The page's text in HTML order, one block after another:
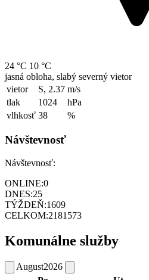
24 °C 10 °C
jasná obloha, slabý severný vietor
vietor
S, 2.37 m/s
tlak
1024
hPa
vlhkosť 38 %
Návštevnosť
Návštevnosť:
ONLINE:0
DNES:25
TÝŽDEŇ:1609
CELKOM:2181573
Komunálne služby
August2026